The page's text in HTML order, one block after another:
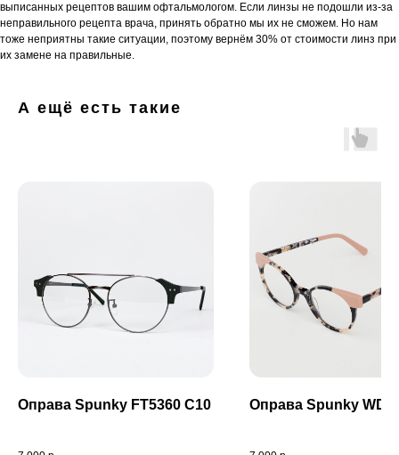
выписанных рецептов вашим офтальмологом. Если линзы не подошли из-за
неправильного рецепта врача, принять обратно мы их не сможем. Но нам
тоже неприятны такие ситуации, поэтому вернём 30% от стоимости линз при
их замене на правильные.
А ещё есть такие
Оправа Spunky FT5360 C10 Оправа Spunky